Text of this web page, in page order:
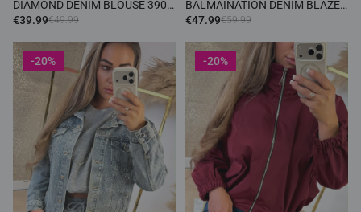
DIAMOND DENIM BLOUSE 3909
DENIMBLUE
€39.99€49.99
BALMAINATION DENIM BLAZER
88619 DENIMBLUE
€47.99€59.99
-20% -20%